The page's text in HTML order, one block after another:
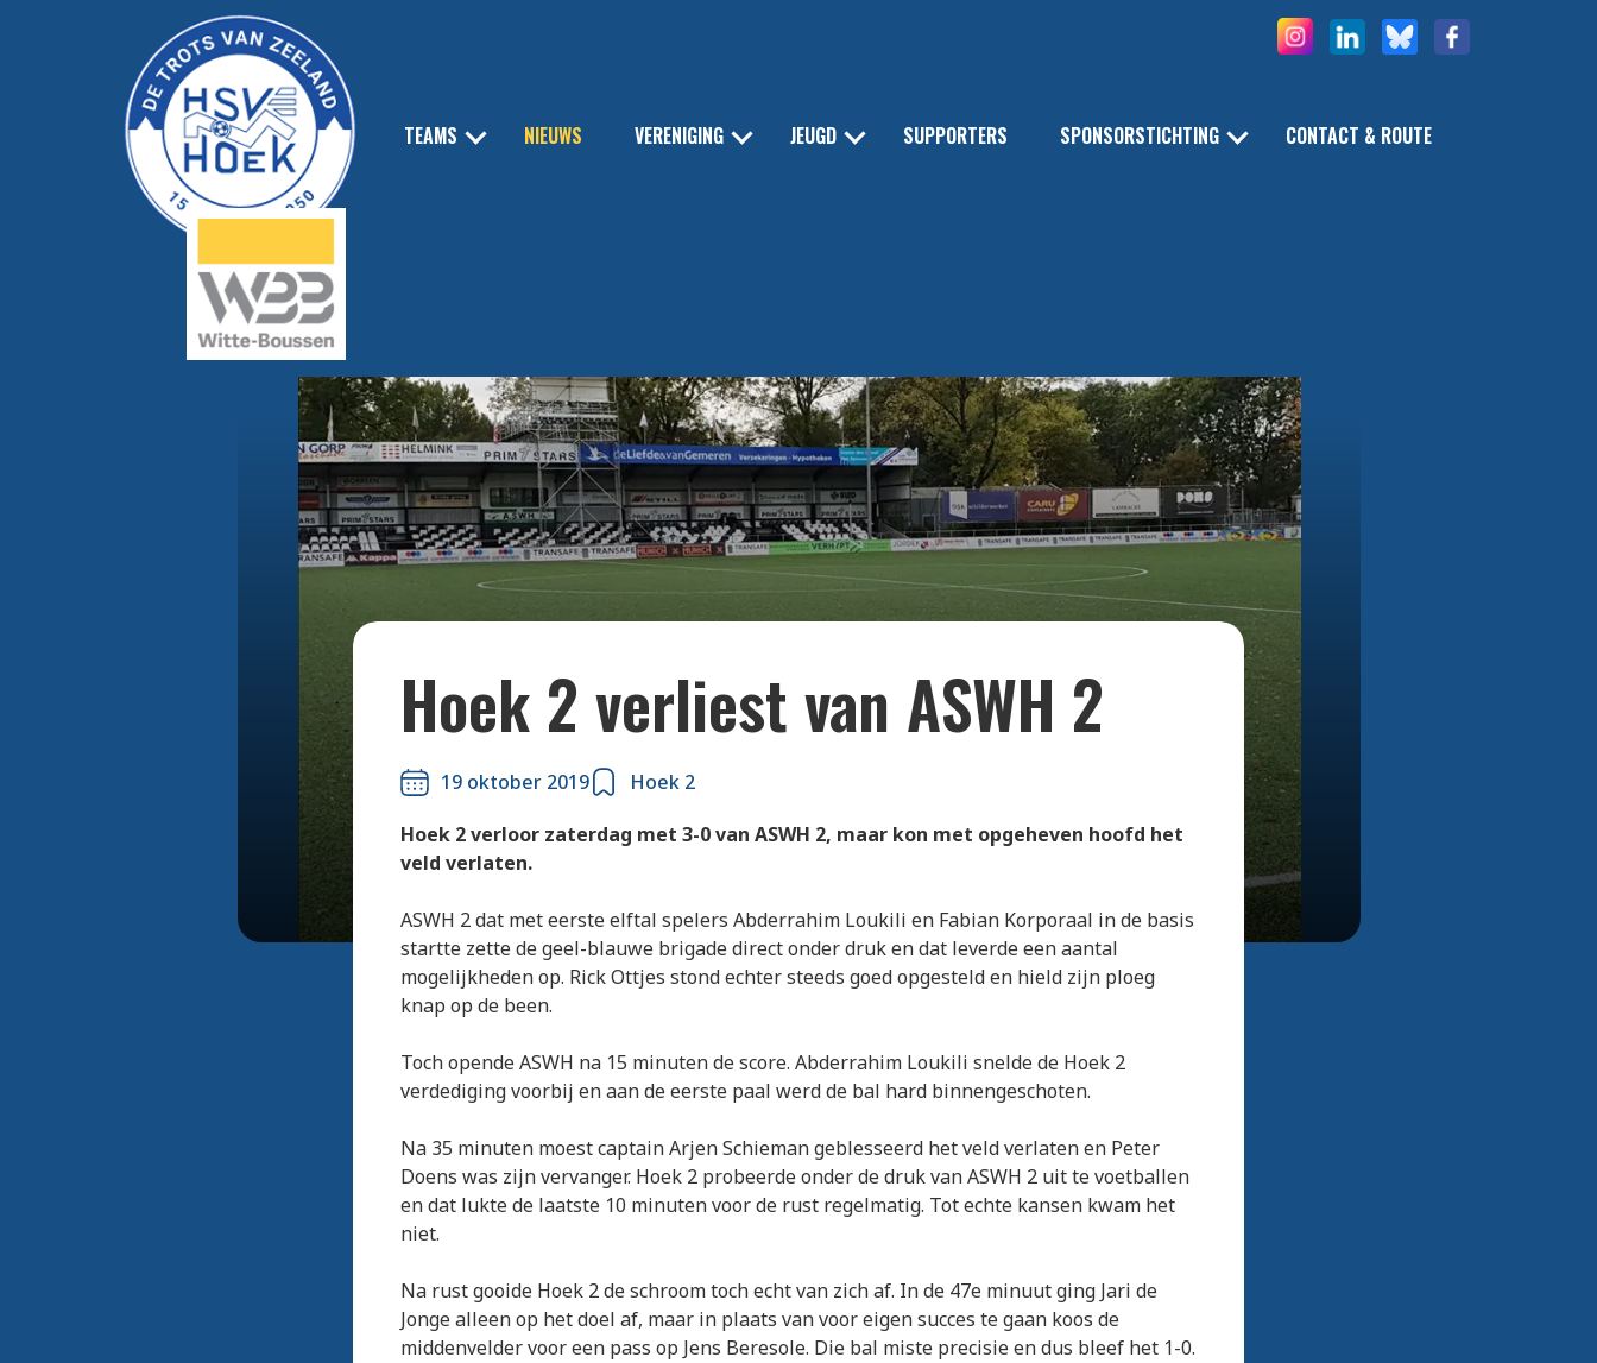
TEAMS NIEUWS VERENIGING JEUGD SUPPORTERS SPONSORSTICHTING CONTACT & ROUTE
Bekijk alle foto's
Hoek 2 verliest van ASWH 2
19 oktober 2019
Hoek 2
Hoek 2 verloor zaterdag met 3-0 van ASWH 2, maar kon met opgeheven hoofd het
veld verlaten.
ASWH 2 dat met eerste elftal spelers Abderrahim Loukili en Fabian Korporaal in de basis
startte zette de geel-blauwe brigade direct onder druk en dat leverde een aantal
mogelijkheden op. Rick Ottjes stond echter steeds goed opgesteld en hield zijn ploeg
knap op de been.
Toch opende ASWH na 15 minuten de score. Abderrahim Loukili snelde de Hoek 2
verdediging voorbij en aan de eerste paal werd de bal hard binnengeschoten.
Na 35 minuten moest captain Arjen Schieman geblesseerd het veld verlaten en Peter
Doens was zijn vervanger. Hoek 2 probeerde onder de druk van ASWH 2 uit te voetballen
en dat lukte de laatste 10 minuten voor de rust regelmatig. Tot echte kansen kwam het
niet.
Na rust gooide Hoek 2 de schroom toch echt van zich af. In de 47e minuut ging Jari de
Jonge alleen op het doel af, maar in plaats van voor eigen succes te gaan koos de
middenvelder voor een pass op Jens Beresole. Die bal miste precisie en dus bleef het 1-0.